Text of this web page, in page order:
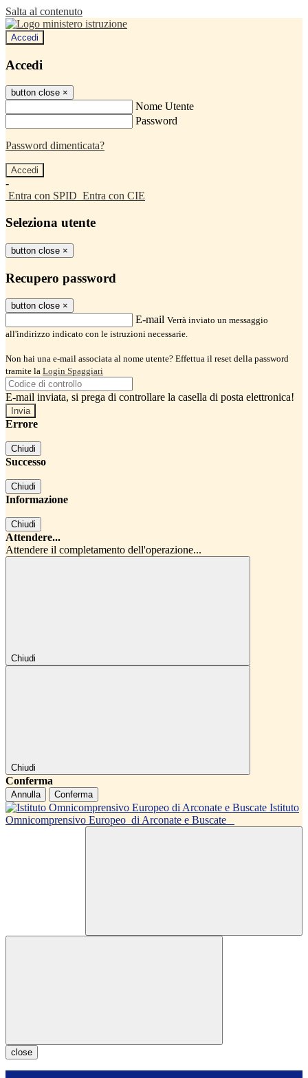
Salta al contenuto
Accedi
Accedi
button close ×
Nome Utente
Password
Password dimenticata?
-
Entra con SPID Entra con CIE
Seleziona utente
button close ×
Recupero password
button close ×
E-mail Verrà inviato un messaggio
all'indirizzo indicato con le istruzioni necessarie.
Non hai una e-mail associata al nome utente? Effettua il reset della password
tramite la Login Spaggiari
E-mail inviata, si prega di controllare la casella di posta elettronica!
Errore
Chiudi
Successo
Chiudi
Informazione
Chiudi
Attendere...
Attendere il completamento dell'operazione...
Chiudi
Chiudi
Conferma
Annulla Conferma
Istituto
Omnicomprensivo Europeo di Arconate e Buscate
close